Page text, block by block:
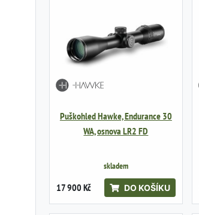
Puškohled Hawke, Endurance 30
WA, osnova LR2 FD
skladem
17 900 Kč DO KOŠÍKU